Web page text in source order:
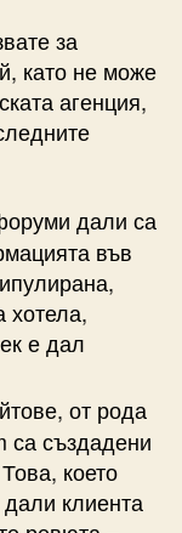
за
като не може
агенция,
дали са
във
хотела,
е дал
от рода
са създадени
което
клиента